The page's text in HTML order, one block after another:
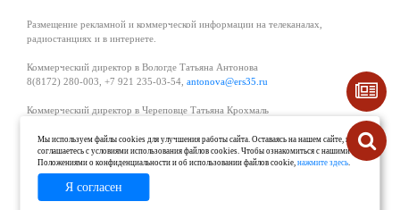
Размещение рекламной и коммерческой информации на телеканалах,
радиостанциях и в интернете.
Коммерческий директор в Вологде Татьяна Антонова
8(8172) 280-003, +7 921 235-03-54, antonova@ers35.ru
Коммерческий директор в Череповце Татьяна Крохмаль
Начальник отдела рекламы в Великом Устюге Екатерина Вьюжанина 8(81738)
2-04-44, +7 921 125-06-40,katrinv81@mail.ru
О проекте Реклама
Мы используем файлы cookies для улучшения работы сайта. Оставаясь на нашем сайте, вы
соглашаетесь с условиями использования файлов cookies. Чтобы ознакомиться с нашими
Положениями о конфиденциальности и об использовании файлов cookie,нажмите здесь.
Я согласен